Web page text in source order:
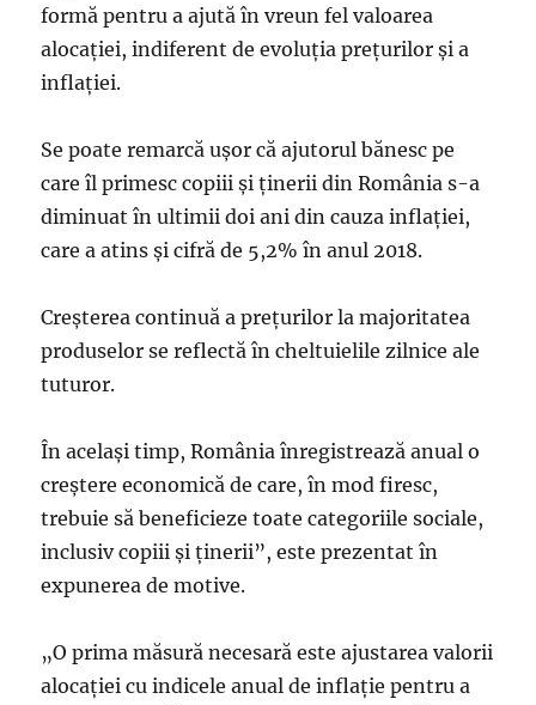
formă pentru a ajută în vreun fel valoarea
alocației, indiferent de evoluția prețurilor și a
inflației.
Se poate remarcă ușor că ajutorul bănesc pe
care îl primesc copiii și ținerii din România s-a
diminuat în ultimii doi ani din cauza inflației,
care a atins și cifră de 5,2% în anul 2018.
Creșterea continuă a prețurilor la majoritatea
produselor se reflectă în cheltuielile zilnice ale
tuturor.
În același timp, România înregistrează anual o
creștere economică de care, în mod firesc,
trebuie să beneficieze toate categoriile sociale,
inclusiv copiii și ținerii”, este prezentat în
expunerea de motive.
„O prima măsură necesară este ajustarea valorii
alocației cu indicele anual de inflație pentru a